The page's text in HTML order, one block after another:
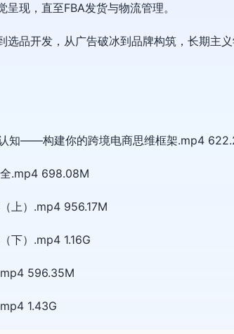
现，直至FBA发货与物流管理。
品开发，从广告破冰到品牌构筑，长期主义
知——构建你的跨境电商思维框架.mp4
.mp4 698.08M
上）.mp4 956.17M
下）.mp4 1.16G
596.35M
1.43G